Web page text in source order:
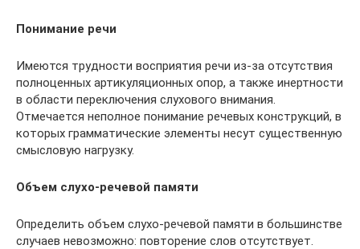
Понимание речи
Имеются трудности восприятия речи из-за отсутствия
полноценных артикуляционных опор, а также инертности
в области переключения слухового внимания.
Отмечается неполное понимание речевых конструкций, в
которых грамматические элементы несут существенную
смысловую нагрузку.
Объем слухо-речевой памяти
Определить объем слухо-речевой памяти в большинстве
случаев невозможно: повторение слов отсутствует.